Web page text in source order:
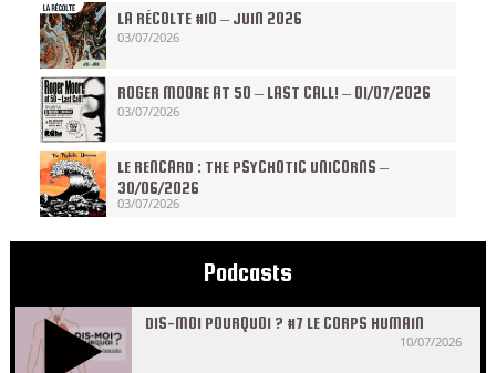
LA RÉCOLTE #10 – JUIN 2026
03/07/2026
ROGER MOORE AT 50 – LAST CALL! – 01/07/2026
03/07/2026
LE RENCARD : THE PSYCHOTIC UNICORNS –
30/06/2026
03/07/2026
Podcasts
DIS-MOI POURQUOI ? #7 LE CORPS HUMAIN
10/07/2026